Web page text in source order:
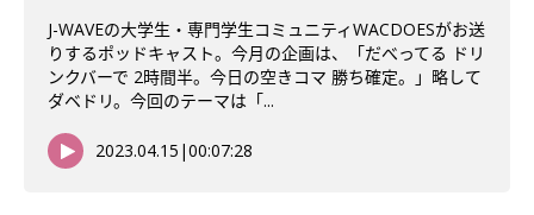
J-WAVEの大学生・専門学生コミュニティWACDOESがお送
りするポッドキャスト。今月の企画は、「だべってる ドリ
ンクバーで 2時間半。今日の空きコマ 勝ち確定。」略して
ダベドリ。今回のテーマは「...
2023.04.15 |00:07:28